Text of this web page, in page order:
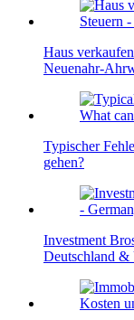
Haus
Neuenahr-
Typischer
gehen?
Investment
Deutschland &